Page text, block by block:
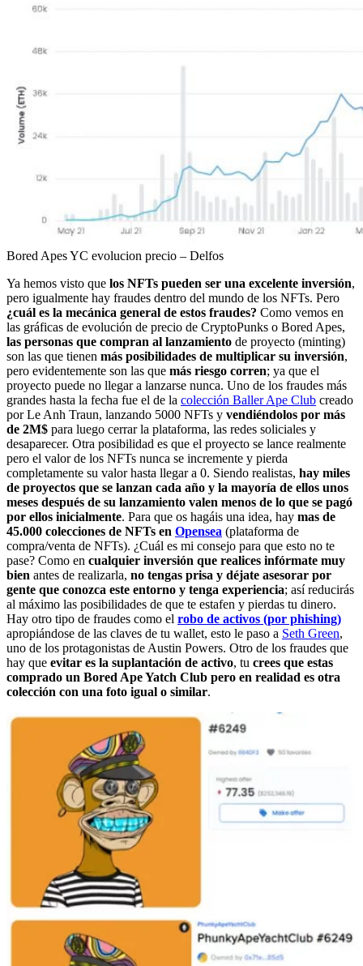
Bored Apes YC evolucion precio – Delfos
Ya hemos visto que los NFTs pueden ser una excelente inversión,
pero igualmente hay fraudes dentro del mundo de los NFTs. Pero
¿cuál es la mecánica general de estos fraudes? Como vemos en
las gráficas de evolución de precio de CryptoPunks o Bored Apes,
las personas que compran al lanzamiento de proyecto (minting)
son las que tienen más posibilidades de multiplicar su inversión,
pero evidentemente son las que más riesgo corren; ya que el
proyecto puede no llegar a lanzarse nunca. Uno de los fraudes más
grandes hasta la fecha fue el de la colección Baller Ape Club creado
por Le Anh Traun, lanzando 5000 NFTs y vendiéndolos por más
de 2M$ para luego cerrar la plataforma, las redes soliciales y
desaparecer. Otra posibilidad es que el proyecto se lance realmente
pero el valor de los NFTs nunca se incremente y pierda
completamente su valor hasta llegar a 0. Siendo realistas, hay miles
de proyectos que se lanzan cada año y la mayoría de ellos unos
meses después de su lanzamiento valen menos de lo que se pagó
por ellos inicialmente. Para que os hagáis una idea, hay mas de
45.000 colecciones de NFTs en Opensea (plataforma de
compra/venta de NFTs). ¿Cuál es mi consejo para que esto no te
pase? Como en cualquier inversión que realices infórmate muy
bien antes de realizarla, no tengas prisa y déjate asesorar por
gente que conozca este entorno y tenga experiencia; así reducirás
al máximo las posibilidades de que te estafen y pierdas tu dinero.
Hay otro tipo de fraudes como el robo de activos (por phishing)
apropiándose de las claves de tu wallet, esto le paso a Seth Green,
uno de los protagonistas de Austin Powers. Otro de los fraudes que
hay que evitar es la suplantación de activo, tu crees que estas
comprado un Bored Ape Yatch Club pero en realidad es otra
colección con una foto igual o similar.